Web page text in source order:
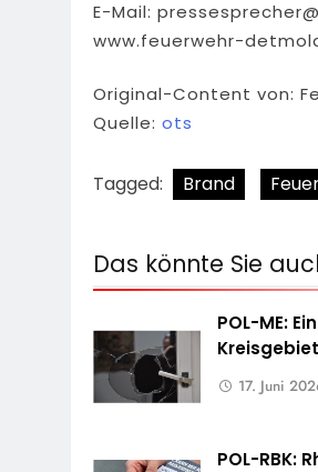
E-Mail:
www.feuerwehr-
Original-Content von:
Quelle: ots
Tagged: Brand
Das könnte Sie
POL-ME:
17. Juni
POL-RBK: